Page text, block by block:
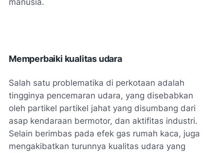
Memperbaiki kualitas udara
Salah satu problematika di perkotaan adalah
tingginya pencemaran udara, yang disebabkan
oleh partikel partikel jahat yang disumbang dari
asap kendaraan bermotor, dan aktifitas industri.
Selain berimbas pada efek gas rumah kaca, juga
mengakibatkan turunnya kualitas udara yang